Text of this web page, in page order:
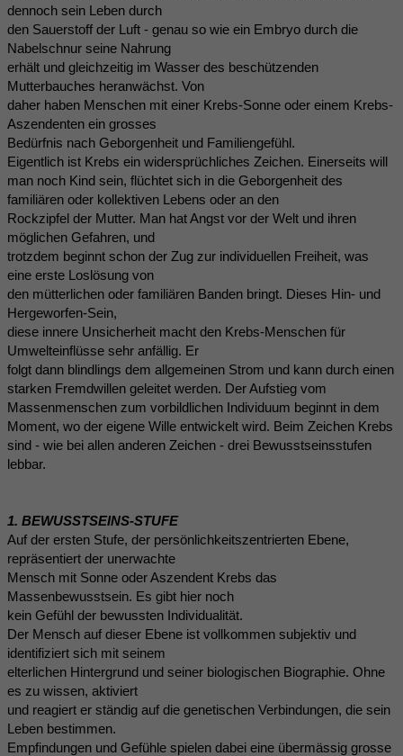
dennoch sein Leben durch
den Sauerstoff der Luft - genau so wie ein Embryo durch die
Nabelschnur seine Nahrung
erhält und gleichzeitig im Wasser des beschützenden
Mutterbauches heranwächst. Von
daher haben Menschen mit einer Krebs-Sonne oder einem Krebs-
Aszendenten ein grosses
Bedürfnis nach Geborgenheit und Familiengefühl.
Eigentlich ist Krebs ein widersprüchliches Zeichen. Einerseits will
man noch Kind sein, flüchtet sich in die Geborgenheit des
familiären oder kollektiven Lebens oder an den
Rockzipfel der Mutter. Man hat Angst vor der Welt und ihren
möglichen Gefahren, und
trotzdem beginnt schon der Zug zur individuellen Freiheit, was
eine erste Loslösung von
den mütterlichen oder familiären Banden bringt. Dieses Hin- und
Hergeworfen-Sein,
diese innere Unsicherheit macht den Krebs-Menschen für
Umwelteinflüsse sehr anfällig. Er
folgt dann blindlings dem allgemeinen Strom und kann durch einen
starken Fremdwillen geleitet werden. Der Aufstieg vom
Massenmenschen zum vorbildlichen Individuum beginnt in dem
Moment, wo der eigene Wille entwickelt wird. Beim Zeichen Krebs
sind - wie bei allen anderen Zeichen - drei Bewusstseinsstufen
lebbar.
1. BEWUSSTSEINS-STUFE
Auf der ersten Stufe, der persönlichkeitszentrierten Ebene,
repräsentiert der unerwachte
Mensch mit Sonne oder Aszendent Krebs das
Massenbewusstsein. Es gibt hier noch
kein Gefühl der bewussten Individualität.
Der Mensch auf dieser Ebene ist vollkommen subjektiv und
identifiziert sich mit seinem
elterlichen Hintergrund und seiner biologischen Biographie. Ohne
es zu wissen, aktiviert
und reagiert er ständig auf die genetischen Verbindungen, die sein
Leben bestimmen.
Empfindungen und Gefühle spielen dabei eine übermässig grosse